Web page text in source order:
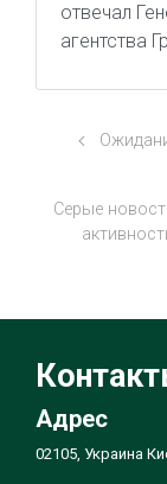
отвечал
агентства
Серые
Адрес
02105, Украина